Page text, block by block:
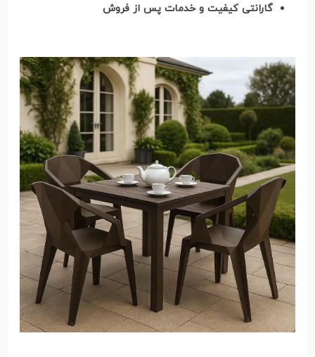
گارانتی کیفیت و خدمات پس از فروش